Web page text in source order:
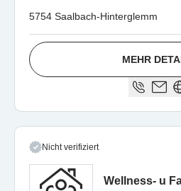
5754 Saalbach-Hinterglemm
MEHR
Nicht verifiziert
Wellness- u